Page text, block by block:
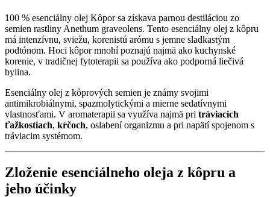
100 % esenciálny olej Kôpor sa získava parnou destiláciou zo
semien rastliny Anethum graveolens. Tento esenciálny olej z kôpru
má intenzívnu, sviežu, korenistú arómu s jemne sladkastým
podtónom. Hoci kôpor mnohí poznajú najmä ako kuchynské
korenie, v tradičnej fytoterapii sa používa ako podporná liečivá
bylina.
Esenciálny olej z kôprových semien je známy svojimi
antimikrobiálnymi, spazmolytickými a mierne sedatívnymi
vlastnosťami. V aromaterapii sa využíva najmä pri tráviacich
ťažkostiach, kŕčoch, oslabení organizmu a pri napätí spojenom s
tráviacim systémom.
Zloženie esenciálneho oleja z kôpru a
jeho účinky